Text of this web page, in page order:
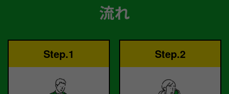
流れ
Step.1 Step.2